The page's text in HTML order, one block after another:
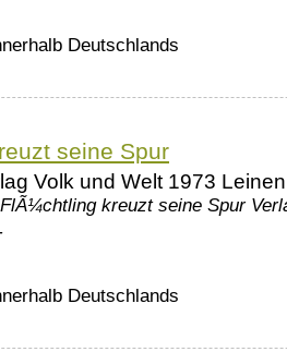
Deutschlands
seine Spur
Volk und Welt 1973 Leinen
kreuzt seine Spur
Deutschlands